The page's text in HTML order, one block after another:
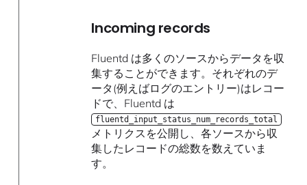
Incoming records
Fluentd は多くのソースからデータを収
集することができます。それぞれのデ
ータ(例えばログのエントリー)はレコー
ドで、Fluentd は
fluentd_input_status_num_records_total
メトリクスを公開し、各ソースから収
集したレコードの総数を数えていま
す。